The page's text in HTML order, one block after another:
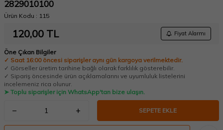
2829010100
Ürün Kodu : 115
120,00 TL Fiyat Alarmı
Öne Çıkan Bilgiler
✓ Saat 16:00 öncesi siparişler aynı gün kargoya verilmektedir.
✓ Görseller üretim tarihine bağlı olarak farklılık gösterebilir.
✓ Sipariş öncesinde ürün açıklamalarını ve uyumluluk listelerini
incelemeniz rica olunur.
➤ Toplu siparişler için WhatsApp'tan bize ulaşın.
SEPETE EKLE